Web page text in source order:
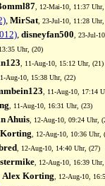
, 12-Mai-10, 11:37
, MirSat , 23-Jul-10, 11:28
, disneyfan500 , 23-Jul-
Uhr, (20)
, 11-Aug-10, 15:12 Uhr, (21)
Aug-10, 15:38 Uhr, (22)
, 11-Aug-10, 17:14
, 11-Aug-10, 16:31 Uhr, (23)
Ahuis , 12-Aug-10, 09:24 Uhr,
, 12-Aug-10, 10:36 Uhr,
, 12-Aug-10, 14:40 Uhr, (27)
, 12-Aug-10, 16:39
Alex Korting , 12-Aug-10,